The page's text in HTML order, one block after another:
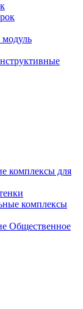
комплексы для
комплексы
Общественное